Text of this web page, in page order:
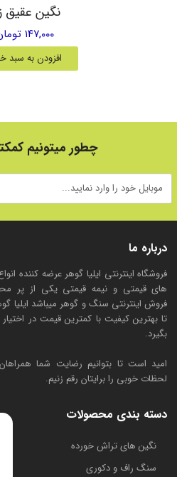
نگین عقیق
۱۴۷,۰۰۰ تومان
افزودن به سبد
درباره ما
فروشگاه اینترنتی ایلیا گوهر عرضه کننده
های قیمتی و نیمه قیمتی یکی از پر
فروش اینترنتی سنگ و گوهر میباشد
تا بهترین کیفیت با کمترین قیمت در
بگیرد.
امید است تا بتوانیم رضایت شما
لحظات خوبی را برایتان رقم زنیم.
دسته بندی محصولات
​نگین های تراش خورده
سنگ راف و دکوری
چطور میتونیم